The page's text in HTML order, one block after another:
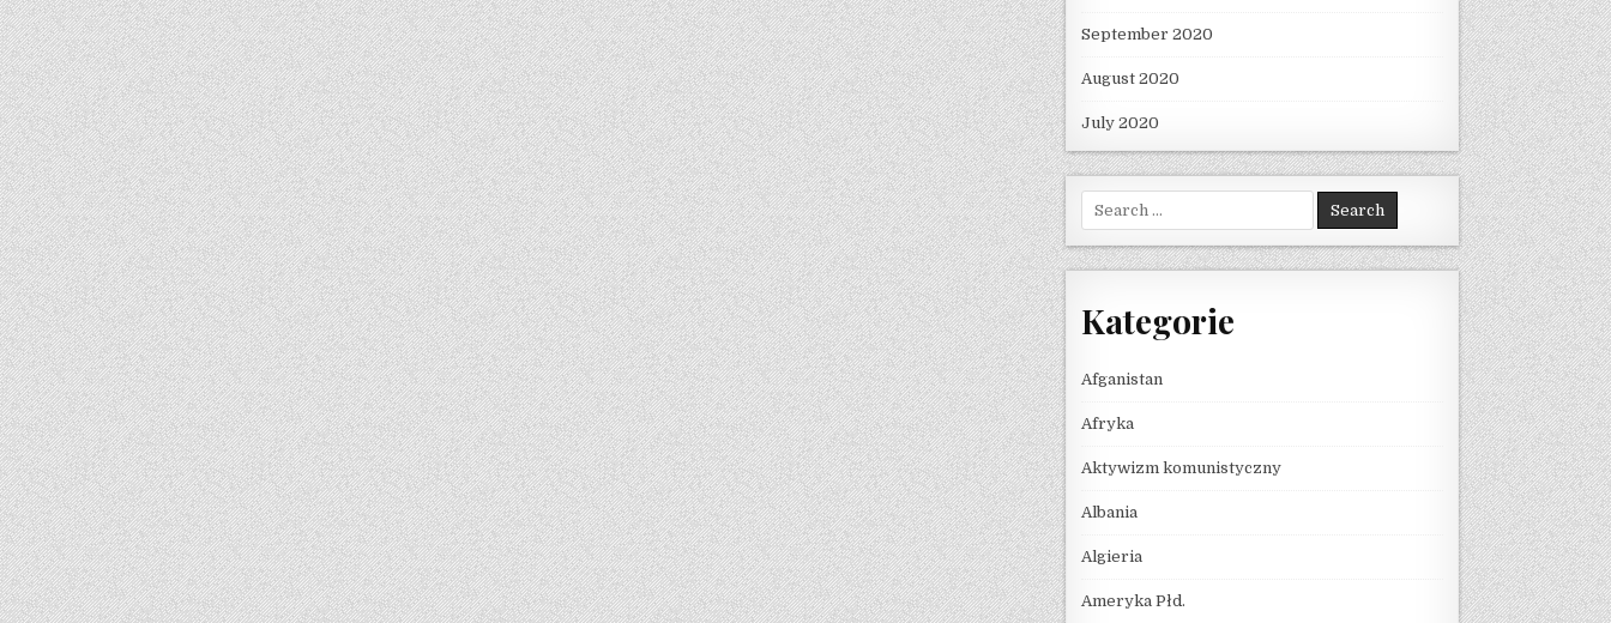
September 2020
August 2020
July 2020
Search for:
Kategorie
Afganistan
Afryka
Aktywizm komunistyczny
Albania
Algieria
Ameryka Płd.